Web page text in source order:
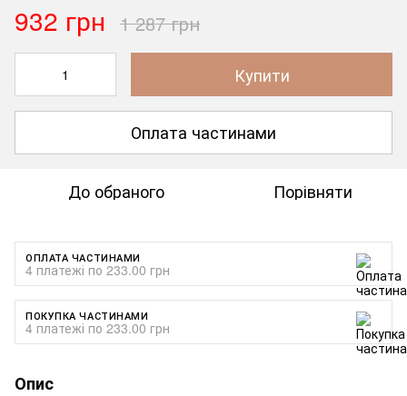
932 грн 1 287 грн
Купити
Оплата частинами
До обраного Порівняти
ОПЛАТА ЧАСТИНАМИ
4 платежі по 233.00 грн
ПОКУПКА ЧАСТИНАМИ
4 платежі по 233.00 грн
Опис